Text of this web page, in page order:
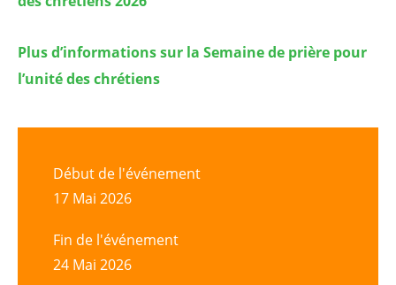
Plus d’informations sur la Semaine de prière pour
l’unité des chrétiens
Début de l'événement
17 Mai 2026
Fin de l'événement
24 Mai 2026